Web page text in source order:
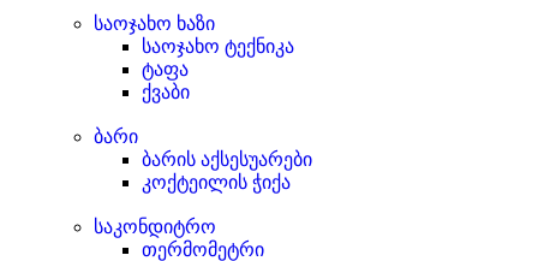
საოჯახო ხაზი
საოჯახო ტექნიკა
ტაფა
ქვაბი
ბარი
ბარის აქსესუარები
კოქტეილის ჭიქა
საკონდიტრო
თერმომეტრი